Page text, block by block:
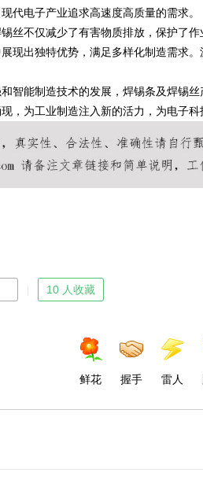
代电子产业追求高速度高质量的需求。
丝不仅减少了有害物质排放，保护了
现出独特优势，满足多样化制造需求
智能制造技术的发展，焊锡条及焊锡
，为工业制造注入新的活力，为电子科
10 人收藏
鲜花 握手 雷人